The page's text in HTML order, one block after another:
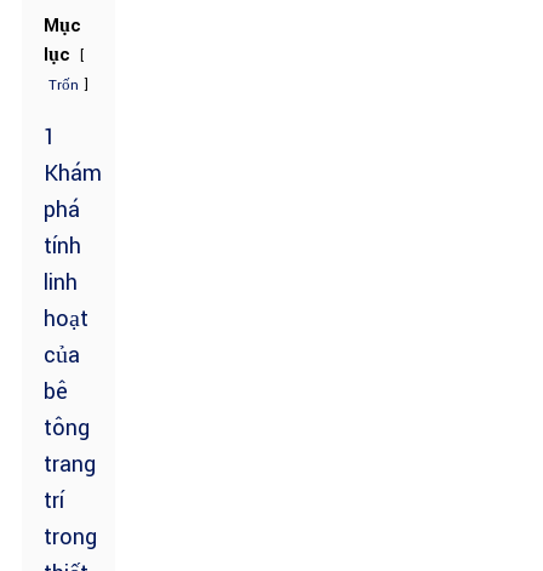
Mục
lục [
Trốn ]
1
Khám
phá
tính
linh
hoạt
của
bê
tông
trang
trí
trong